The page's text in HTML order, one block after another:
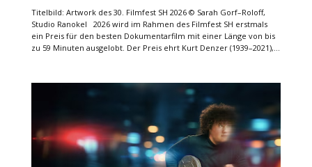
Titelbild: Artwork des 30. Filmfest SH 2026 © Sarah Gorf–Roloff,
Studio Ranokel 2026 wird im Rahmen des Filmfest SH erstmals
ein Preis für den besten Dokumentarfilm mit einer Länge von bis
zu 59 Minuten ausgelobt. Der Preis ehrt Kurt Denzer (1939–2021),...